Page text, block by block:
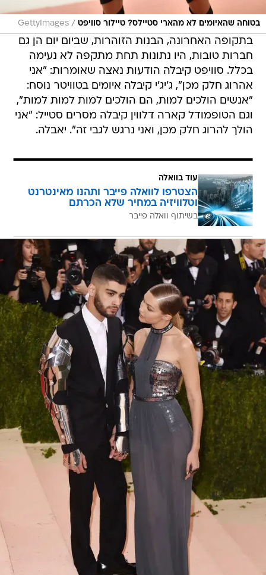
בטוחה שהאיומים לא מהארי סטיילס? טיילור סוויפט /
GettyImages
בתקופה האחרונה, הבנות הזוהרות, שביום יום הן גם
חברות טובות, היו נתונות תחת מתקפה לא נעימה
בכלל. סוויפט קיבלה הודעות נאצה שאומרות: "אני
אהרוג חלק מכן", ג'יג'י קיבלה איומים בטוויטר נוסח:
"אנשים הולכים למות, הם הולכים למות למות למות",
וגם הטופמודל קארה דלווין קיבלה מסרים סטייל: "אני
הולך להרוג חלק מכן, ואני נרגש לגבי זה". יאבלה.
עוד בוואלה
הצטרפו לוואלה פייבר ותהנו מאינטרנט
וטלוויזיה במחיר שלא הכרתם
בשיתוף וואלה פייבר